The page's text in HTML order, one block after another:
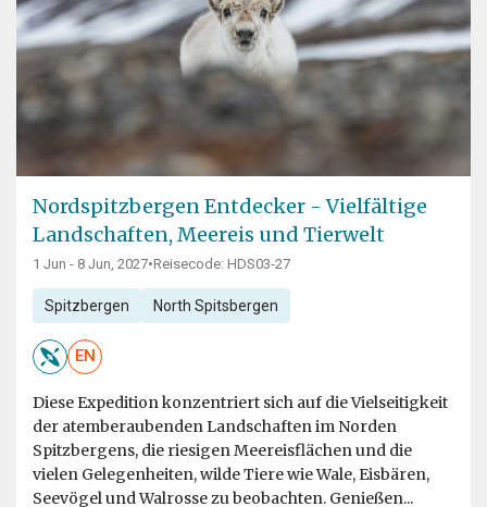
Nordspitzbergen Entdecker - Vielfältige
Landschaften, Meereis und Tierwelt
1 Jun - 8 Jun, 2027•Reisecode: HDS03-27
Spitzbergen North Spitsbergen
EN
Diese Expedition konzentriert sich auf die Vielseitigkeit
der atemberaubenden Landschaften im Norden
Spitzbergens, die riesigen Meereisflächen und die
vielen Gelegenheiten, wilde Tiere wie Wale, Eisbären,
Seevögel und Walrosse zu beobachten. Genießen...